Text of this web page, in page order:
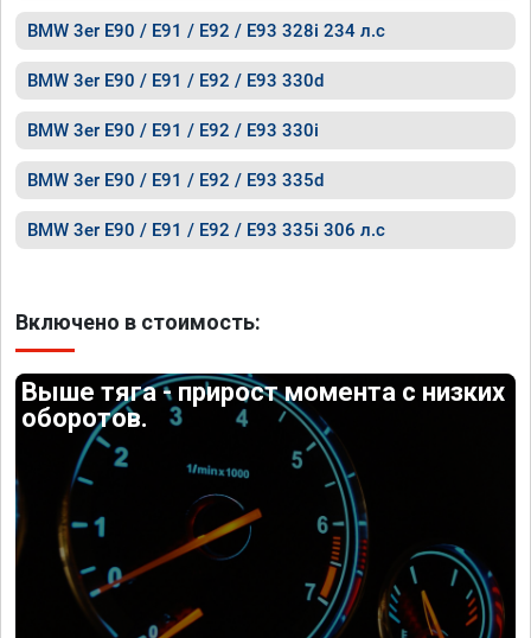
BMW 3er E90 / E91 / E92 / E93 328i 234 л.с
BMW 3er E90 / E91 / E92 / E93 330d
BMW 3er E90 / E91 / E92 / E93 330i
BMW 3er E90 / E91 / E92 / E93 335d
BMW 3er E90 / E91 / E92 / E93 335i 306 л.с
Включено в стоимость:
Выше тяга - прирост момента с низких
оборотов.